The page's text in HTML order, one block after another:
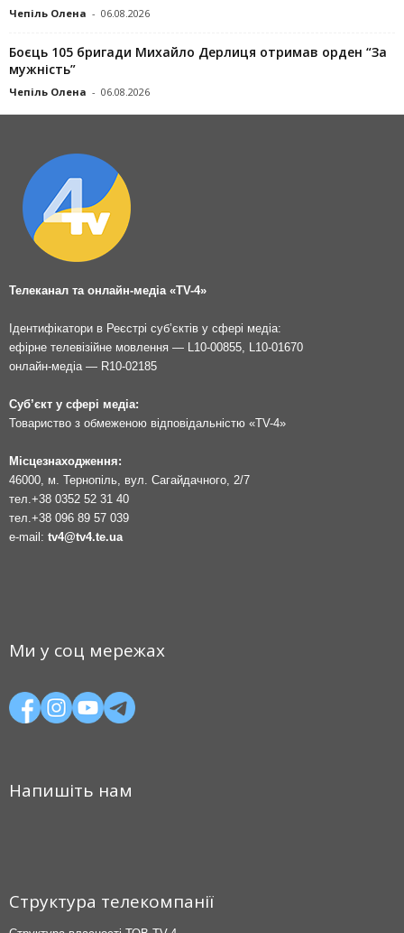
Чепіль Олена - 06.08.2026
Боєць 105 бригади Михайло Дерлиця отримав орден “За
мужність”
Чепіль Олена - 06.08.2026
Телеканал та онлайн-медіа «TV-4»
Ідентифікатори в Реєстрі суб’єктів у сфері медіа:
ефірне телевізійне мовлення — L10-00855, L10-01670
онлайн-медіа — R10-02185
Суб’єкт у сфері медіа:
Товариство з обмеженою відповідальністю «TV-4»
Місцезнаходження:
46000, м. Тернопіль, вул. Сагайдачного, 2/7
тел. +38 0352 52 31 40
тел. +38 096 89 57 039
e-mail: tv4@tv4.te.ua
Ми у соц мережах
Напишіть нам
Структура телекомпанії